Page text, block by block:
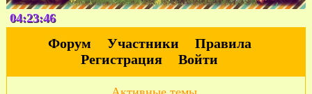
04:23:46
Форум Участники
Правила
Регистрация
Войти